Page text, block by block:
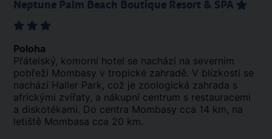
Neptune Palm Beach Boutique Resort & SPA
Poloha
Přátelský, komorní hotel se nachází na severním
pobřeží Mombasy v tropické zahradě. V blízkosti se
nachází Haller Park, což je zoologická zahrada s
africkými zvířaty, a nákupní centrum s restauracemi
a diskotékami. Do centra Mombasy cca 14 km, na
letiště Mombasa cca 20 km.